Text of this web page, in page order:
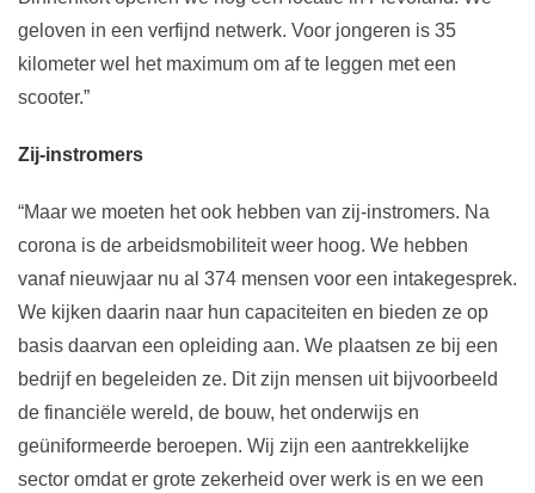
geloven in een verfijnd netwerk. Voor jongeren is 35
kilometer wel het maximum om af te leggen met een
scooter.”
Zij-instromers
“Maar we moeten het ook hebben van zij-instromers. Na
corona is de arbeidsmobiliteit weer hoog. We hebben
vanaf nieuwjaar nu al 374 mensen voor een intakegesprek.
We kijken daarin naar hun capaciteiten en bieden ze op
basis daarvan een opleiding aan. We plaatsen ze bij een
bedrijf en begeleiden ze. Dit zijn mensen uit bijvoorbeeld
de financiële wereld, de bouw, het onderwijs en
geüniformeerde beroepen. Wij zijn een aantrekkelijke
sector omdat er grote zekerheid over werk is en we een